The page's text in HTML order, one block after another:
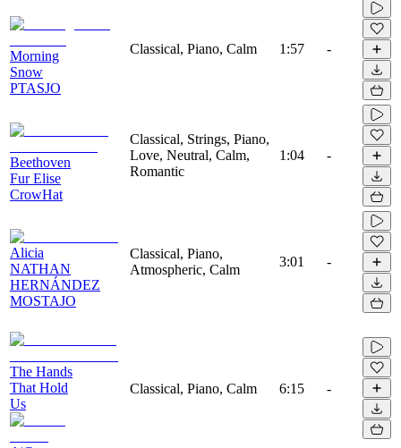
Morning
Snow
PTASJO
Classical, Piano, Calm 1:57 -
Beethoven
Fur Elise
CrowHat
Classical, Strings, Piano,
Love, Neutral, Calm,
Romantic
1:04 -
Alicia
NATHAN
HERNÁNDEZ
MOSTAJO
Classical, Piano,
Atmospheric, Calm
3:01 -
The Hands
That Hold
Us
Classical, Piano, Calm 6:15 -